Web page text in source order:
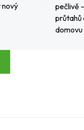
nový
pečlivě
průtahů
domovu